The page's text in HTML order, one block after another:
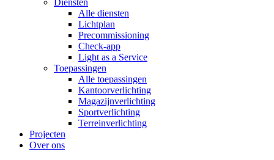
Diensten
Alle diensten
Lichtplan
Precommissioning
Check-app
Light as a Service
Toepassingen
Alle toepassingen
Kantoorverlichting
Magazijnverlichting
Sportverlichting
Terreinverlichting
Projecten
Over ons